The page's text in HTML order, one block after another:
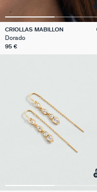
CRIOLLAS MABILLON
Dorado
95 €